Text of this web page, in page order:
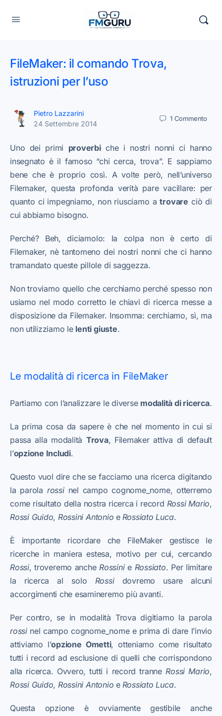
FileMaker: il comando Trova,
istruzioni per l’uso
Pietro Lazzarini
24 Settembre 2014
1 Commento
Uno dei primi proverbiche i nostri nonni ci hanno
insegnato è il famoso “chi cerca, trova”. E sappiamo
bene che è proprio così. A volte però, nell’universo
Filemaker, questa profonda verità pare vacillare: per
quanto ci impegniamo, non riusciamo atrovare ciò di
cui abbiamo bisogno.
Perché? Beh, diciamolo: la colpa non è certo di
Filemaker, nè tantomeno dei nostri nonni che ci hanno
tramandato queste pillole di saggezza.
Non troviamo quello che cerchiamo perché spesso non
usiamo nel modo corretto le chiavi di ricerca messe a
disposizione da Filemaker. Insomma: cerchiamo, sì, ma
non utilizziamo le lenti giuste.
Le modalità di ricerca in FileMaker
Partiamo con l’analizzare le diverse modalità di ricerca.
La prima cosa da sapere è che nel momento in cui si
passa alla modalità Trova, Filemaker attiva di default
l’opzione Includi.
Questo vuol dire che se facciamo una ricerca digitando
la parola rossinel campo cognome_nome, otterremo
come risultato della nostra ricerca i record RossiMario,
Rossi Guido, Rossini Antonio e Rossiato Luca.
È importante ricordare che FileMaker gestisce le
ricerche in maniera estesa, motivo per cui, cercando
Rossi, troveremo ancheRossinie Rossiato. Per limitare
la ricerca al solo Rossidovremo usare alcuni
accorgimenti che esamineremo più avanti.
Per contro, se in modalità Trova digitiamo la parola
rossinel campo cognome_nome e prima di dare l’invio
attiviamo l’opzione Ometti, otteniamo come risultato
tutti i record ad esclusione di quelli che corrispondono
alla ricerca. Ovvero, tutti i record tranneRossi Mario,
Rossi Guido, Rossini Antonio e Rossiato Luca.
Questa opzione è ovviamente gestibile anche